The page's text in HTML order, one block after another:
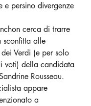
e persino divergenze
cerca di trarre
alle
Verdi (e per solo
voti) della candidata
Rousseau.
appare
a